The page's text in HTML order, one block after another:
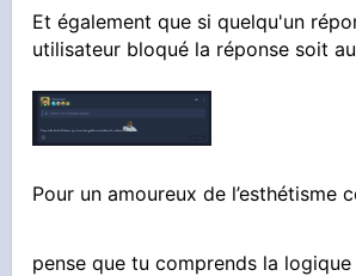
Et également que si quelqu'un
utilisateur bloqué la réponse soit
Pour un amoureux de l’esthétisme
pense que tu comprends la logique